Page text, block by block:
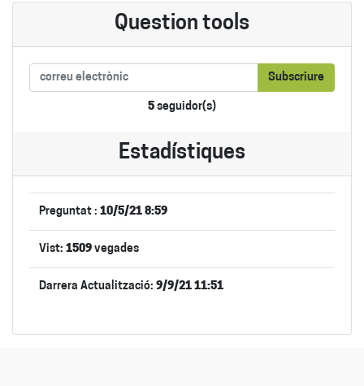
Question tools
Subscriure
5 seguidor(s)
Estadístiques
Preguntat : 10/5/21 8:59
Vist: 1509 vegades
Darrera Actualització: 9/9/21 11:51